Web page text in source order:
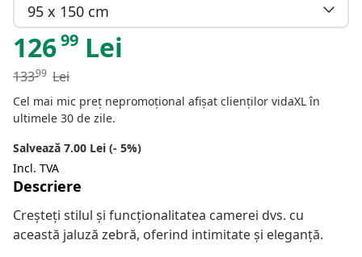
95 x 150 cm
12699 Lei
13399 Lei
Cel mai mic preț nepromoțional afișat clienților vidaXL în
ultimele 30 de zile.
Salvează 7.00 Lei (- 5%)
Incl. TVA
Descriere
Creșteți stilul și funcționalitatea camerei dvs. cu
această jaluză zebră, oferind intimitate și eleganță.